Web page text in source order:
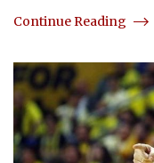
Continue Reading